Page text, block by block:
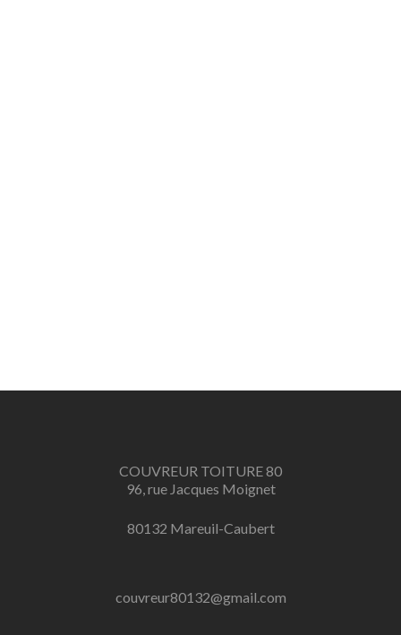
COUVREUR TOITURE 80
96, rue Jacques Moignet
80132 Mareuil-Caubert
couvreur80132@gmail.com